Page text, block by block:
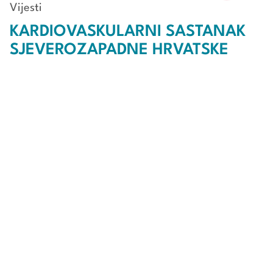
Vijesti
KARDIOVASKULARNI SASTANAK
SJEVEROZAPADNE HRVATSKE